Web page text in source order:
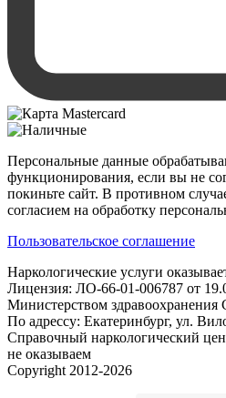
Персональные данные
функционирования, если вы не
покиньте сайт. В противном
согласием на обработку
Пользовательское соглашение
Наркологические услуги
Лицензия: ЛО-66-01-006787 от
Министерством здравоохранения
По адрессу: Екатеринбург, ул.
Справочный наркологический
не оказываем
Copyright 2012-2026